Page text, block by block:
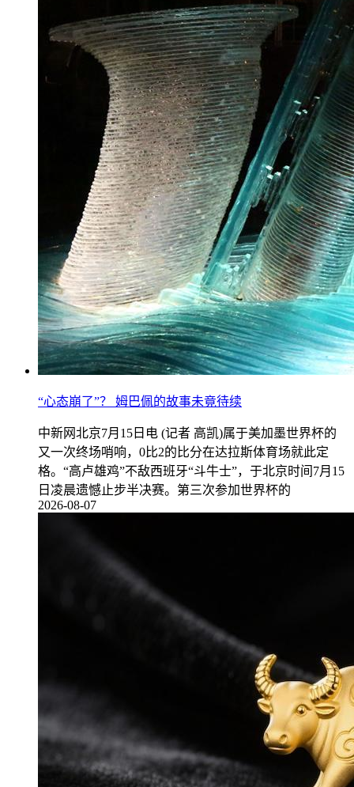
“心态崩了”？ 姆巴佩的故事未竟待续
中新网北京7月15日电 (记者 高凯)属于美加墨世界杯的
又一次终场哨响，0比2的比分在达拉斯体育场就此定
格。“高卢雄鸡”不敌西班牙“斗牛士”，于北京时间7月15
日凌晨遗憾止步半决赛。第三次参加世界杯的
2026-08-07